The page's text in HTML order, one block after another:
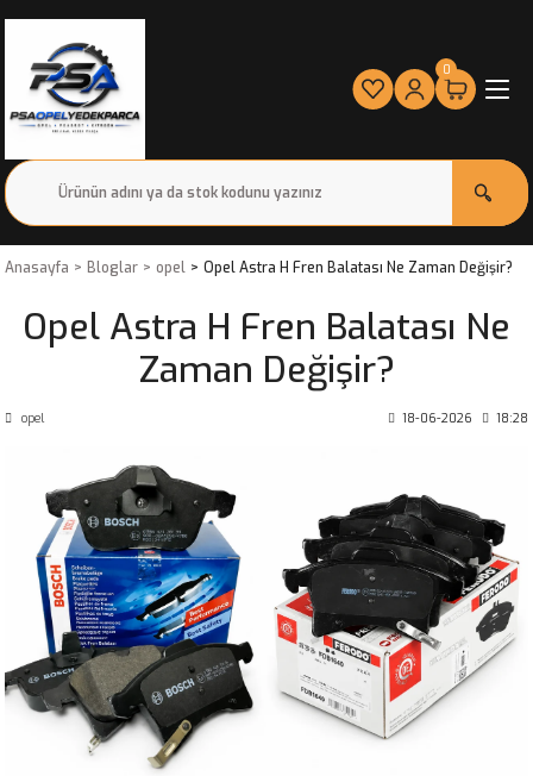
0
Anasayfa Bloglar opel Opel Astra H Fren Balatası Ne Zaman Değişir?
Opel Astra H Fren Balatası Ne
Zaman Değişir?
opel 18-06-2026 18:28